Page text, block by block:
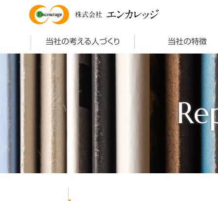
株式会社エンカレッジ
当社の考える人づくり 当社の特徴